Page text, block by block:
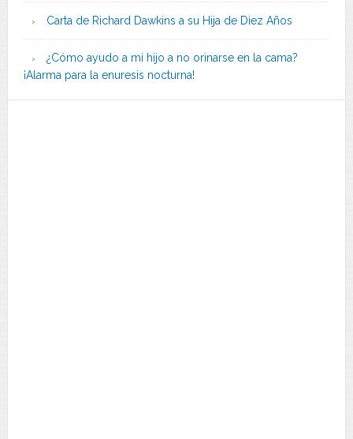
Carta de Richard Dawkins a su Hija de Diez Años
¿Cómo ayudo a mi hijo a no orinarse en la cama?
¡Alarma para la enuresis nocturna!